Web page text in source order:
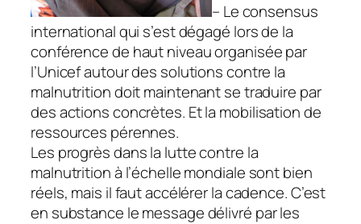
– Le consensus
international qui s’est dégagé lors de la
conférence de haut niveau organisée par
l’Unicef autour des solutions contre la
malnutrition doit maintenant se traduire par
des actions concrètes. Et la mobilisation de
ressources pérennes.
Les progrès dans la lutte contre la
malnutrition à l’échelle mondiale sont bien
réels, mais il faut accélérer la cadence. C’est
en substance le message délivré par les